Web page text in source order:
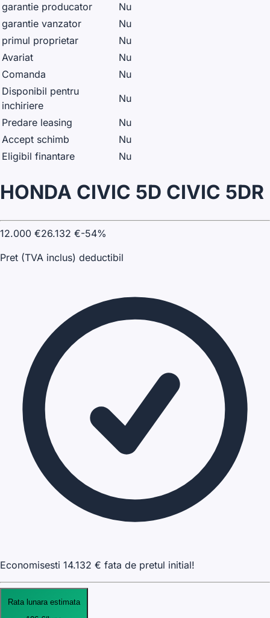
garantie producator
Nu
garantie vanzator
Nu
primul proprietar
Nu
Avariat
Nu
Comanda
Nu
Disponibil pentru
inchiriere
Nu
Predare leasing
Nu
Accept schimb
Nu
Eligibil finantare
Nu
HONDA CIVIC 5D CIVIC 5DR
12.000 €26.132 €-54%
Pret (TVA inclus) deductibil
Economisesti 14.132 € fata de pretul initial!
Rata lunara estimata